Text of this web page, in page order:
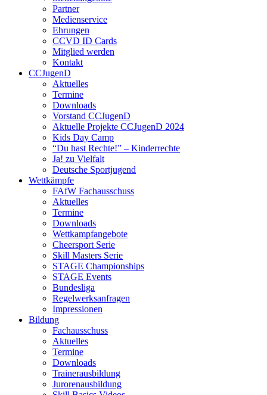
Partner
Medienservice
Ehrungen
CCVD ID Cards
Mitglied werden
Kontakt
CCJugenD
Aktuelles
Termine
Downloads
Vorstand CCJugenD
Aktuelle Projekte CCJugenD 2024
Kids Day Camp
“Du hast Rechte!” – Kinderrechte
Ja! zu Vielfalt
Deutsche Sportjugend
Wettkämpfe
FAfW Fachausschuss
Aktuelles
Termine
Downloads
Wettkampfangebote
Cheersport Serie
Skill Masters Serie
STAGE Championships
STAGE Events
Bundesliga
Regelwerksanfragen
Impressionen
Bildung
Fachausschuss
Aktuelles
Termine
Downloads
Trainerausbildung
Jurorenausbildung